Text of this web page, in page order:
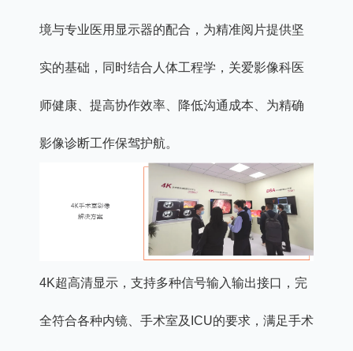
境与专业医用显示器的配合，为精准阅片提供坚
实的基础，同时结合人体工程学，关爱影像科医
师健康、提高协作效率、降低沟通成本、为精确
影像诊断工作保驾护航。
4K超高清显示，支持多种信号输入输出接口，完
全符合各种内镜、手术室及ICU的要求，满足手术